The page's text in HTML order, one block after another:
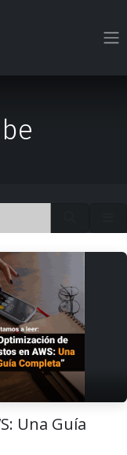
Una Guía